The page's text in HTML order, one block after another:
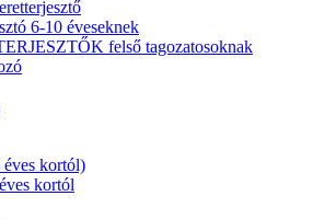
6-10 éveseknek
felső tagozatosoknak
kortól)
kortól